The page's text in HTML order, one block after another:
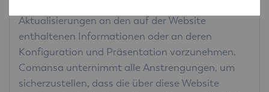
Aktualisierungen an den auf der Website
enthaltenen Informationen oder an deren
Konfiguration und Präsentation vorzunehmen.
Comansa unternimmt alle Anstrengungen, um
sicherzustellen, dass die über diese Website